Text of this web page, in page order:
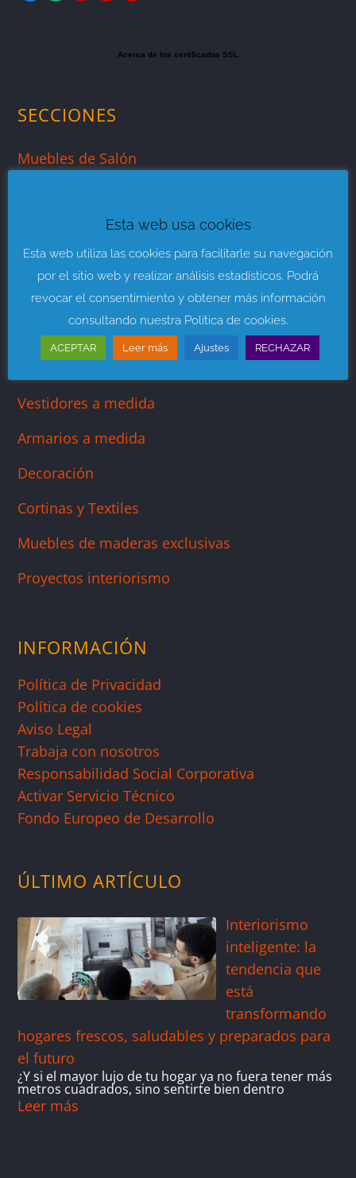
Acerca de los certificados SSL
SECCIONES
Muebles de Salón
Mueble Juvenil
Sofás y Sillones
Descanso y Colchones
Muebles de Baño
Vestidores a medida
Armarios a medida
Decoración
Cortinas y Textiles
Muebles de maderas exclusivas
Proyectos interiorismo
INFORMACIÓN
Política de Privacidad
Política de cookies
Aviso Legal
Trabaja con nosotros
Responsabilidad Social Corporativa
Activar Servicio Técnico
Fondo Europeo de Desarrollo
ÚLTIMO ARTÍCULO
Interiorismo
inteligente: la
tendencia que
está
transformando
hogares frescos, saludables y preparados para
el futuro
¿Y si el mayor lujo de tu hogar ya no fuera tener más
metros cuadrados, sino sentirte bien dentro
Leer más
Esta web usa cookies
Esta web utiliza las cookies para facilitarle su navegación
por el sitio web y realizar análisis estadísticos. Podrá
revocar el consentimiento y obtener más información
consultando nuestra Política de cookies.
ACEPTAR Leer más Ajustes RECHAZAR